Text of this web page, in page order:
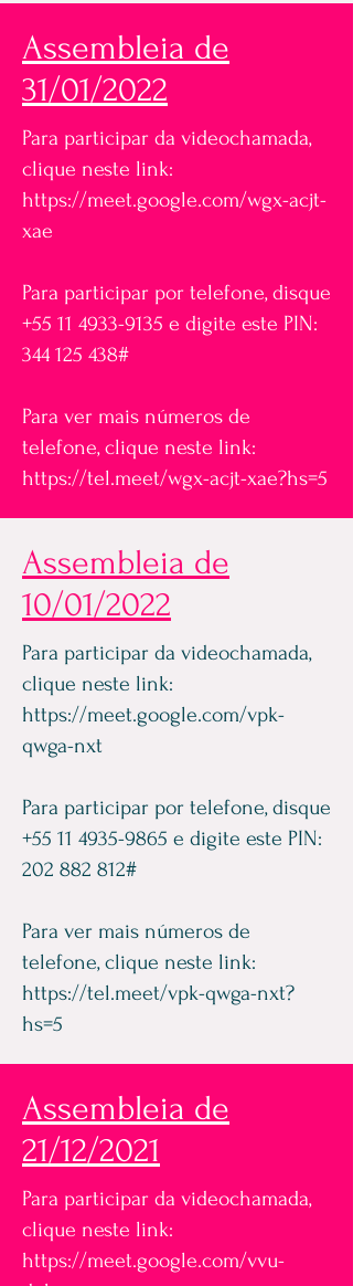
Assembleia de
31/01/2022
Para participar da videochamada,
clique neste link:
https://meet.google.com/wgx-acjt-
xae
Para participar por telefone, disque
+55 11 4933-9135 e digite este PIN:
344 125 438#
Para ver mais números de
telefone, clique neste link:
https://tel.meet/wgx-acjt-xae?hs=5
Assembleia de
10/01/2022
Para participar da videochamada,
clique neste link:
https://meet.google.com/vpk-
qwga-nxt
Para participar por telefone, disque
+55 11 4935-9865 e digite este PIN:
202 882 812#
Para ver mais números de
telefone, clique neste link:
https://tel.meet/vpk-qwga-nxt?
hs=5
Assembleia de
21/12/2021
Para participar da videochamada,
clique neste link:
https://meet.google.com/vvu-